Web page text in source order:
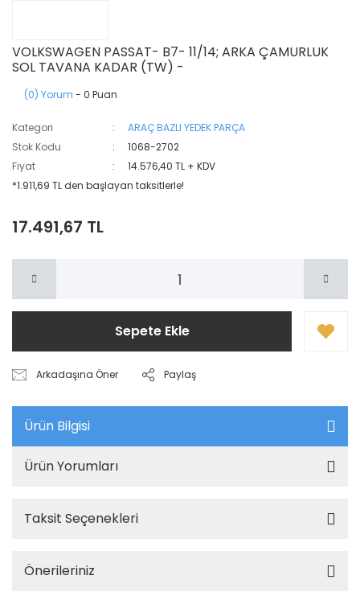
VOLKSWAGEN PASSAT- B7- 11/14; ARKA ÇAMURLUK
SOL TAVANA KADAR (TW) -
(0) Yorum - 0 Puan
Kategori
ARAÇ BAZLI YEDEK PARÇA
Stok Kodu
1068-2702
Fiyat
14.576,40 TL + KDV
*1.911,69 TL den başlayan taksitlerle!
17.491,67 TL
Sepete Ekle
Arkadaşına Öner Paylaş
Ürün Bilgisi
Ürün Yorumları
Taksit Seçenekleri
Önerileriniz